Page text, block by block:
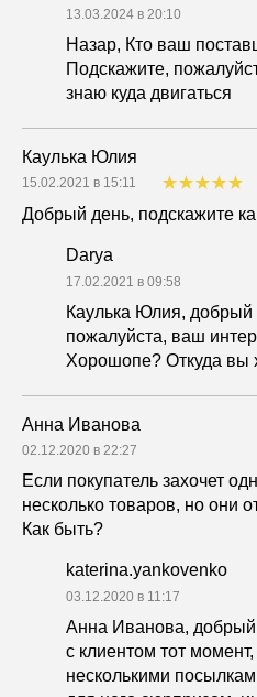
13.03.2024 в 20:10
Назар, Кто ваш
Подскажите,
знаю куда двигаться
Каулька Юлия
15.02.2021 в 15:11
Добрый день, подскажите
Darya
17.02.2021 в 09:58
Каулька Юлия, добрый
пожалуйста, ваш
Хорошопе? Откуда вы
Анна Иванова
02.12.2020 в 22:27
Если покупатель захочет
несколько товаров, но они
Как быть?
katerina.yankovenko
03.12.2020 в 11:17
Анна Иванова, добрый
с клиентом тот
несколькими